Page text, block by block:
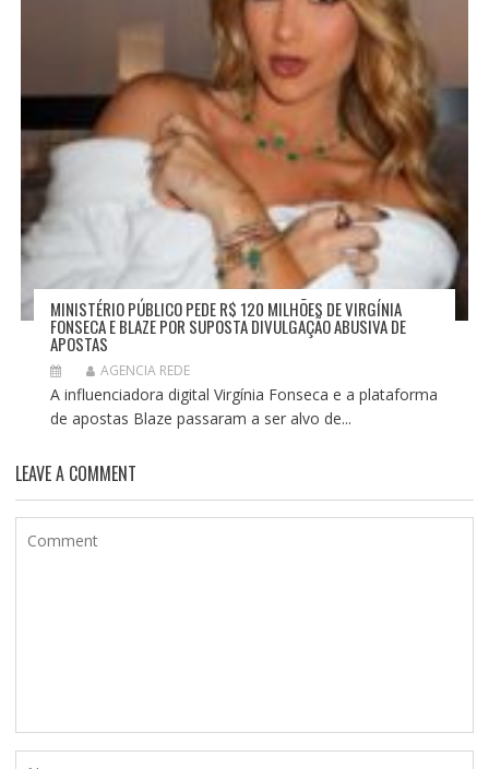
MINISTÉRIO PÚBLICO PEDE R$ 120 MILHÕES DE VIRGÍNIA
FONSECA E BLAZE POR SUPOSTA DIVULGAÇÃO ABUSIVA DE
APOSTAS
AGENCIA REDE
A influenciadora digital Virgínia Fonseca e a plataforma
de apostas Blaze passaram a ser alvo de...
LEAVE A COMMENT